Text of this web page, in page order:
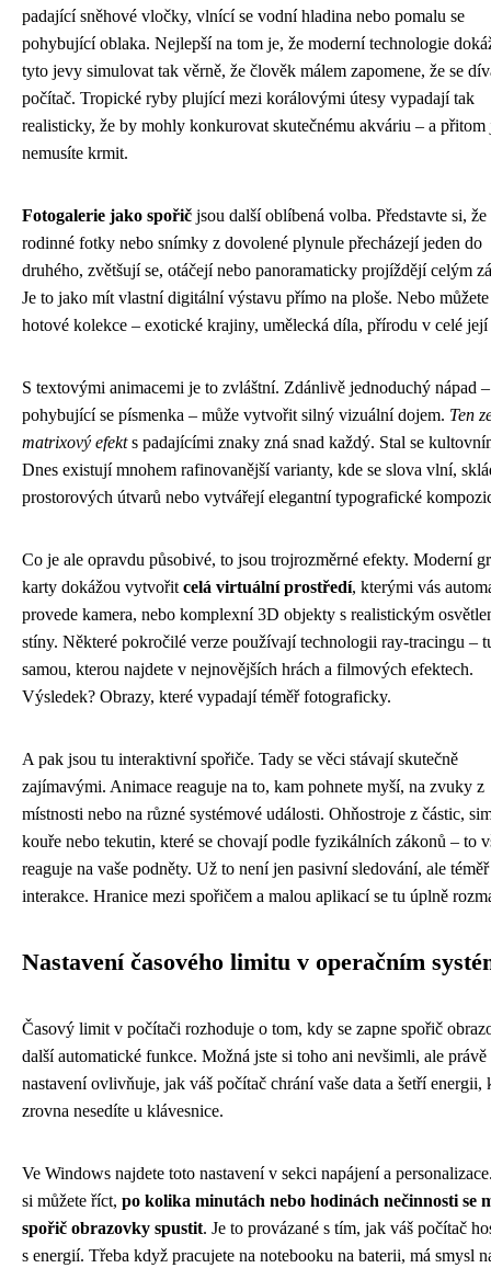
padající sněhové vločky, vlnící se vodní hladina nebo pomalu se
pohybující oblaka. Nejlepší na tom je, že moderní technologie
tyto jevy simulovat tak věrně, že člověk málem zapomene, že se
počítač. Tropické ryby plující mezi korálovými útesy vypadají tak
realisticky, že by mohly konkurovat skutečnému akváriu – a přitom
nemusíte krmit.
Fotogalerie jako spořič jsou další oblíbená volba. Představte si, že
rodinné fotky nebo snímky z dovolené plynule přecházejí jeden do
druhého, zvětšují se, otáčejí nebo panoramaticky projíždějí celým
Je to jako mít vlastní digitální výstavu přímo na ploše. Nebo
hotové kolekce – exotické krajiny, umělecká díla, přírodu v celé její
S textovými animacemi je to zvláštní. Zdánlivě jednoduchý nápad –
pohybující se písmenka – může vytvořit silný vizuální dojem. Ten
matrixový efekts padajícími znaky zná snad každý. Stal se
Dnes existují mnohem rafinovanější varianty, kde se slova vlní,
prostorových útvarů nebo vytvářejí elegantní typografické
Co je ale opravdu působivé, to jsou trojrozměrné efekty. Moderní
karty dokážou vytvořit celá virtuální prostředí, kterými vás
provede kamera, nebo komplexní 3D objekty s realistickým
stíny. Některé pokročilé verze používají technologii ray-tracingu –
samou, kterou najdete v nejnovějších hrách a filmových efektech.
Výsledek? Obrazy, které vypadají téměř fotograficky.
A pak jsou tu interaktivní spořiče. Tady se věci stávají skutečně
zajímavými. Animace reaguje na to, kam pohnete myší, na zvuky z
místnosti nebo na různé systémové události. Ohňostroje z částic,
kouře nebo tekutin, které se chovají podle fyzikálních zákonů – to
reaguje na vaše podněty. Už to není jen pasivní sledování, ale téměř
interakce. Hranice mezi spořičem a malou aplikací se tu úplně
Nastavení časového limitu v operačním
Časový limit v počítači rozhoduje o tom, kdy se zapne spořič
další automatické funkce. Možná jste si toho ani nevšimli, ale právě
nastavení ovlivňuje, jak váš počítač chrání vaše data a šetří energii,
zrovna nesedíte u klávesnice.
Ve Windows najdete toto nastavení v sekci napájení a
si můžete říct, po kolika minutách nebo hodinách nečinnosti se
spořič obrazovky spustit. Je to provázané s tím, jak váš počítač
s energií. Třeba když pracujete na notebooku na baterii, má smysl